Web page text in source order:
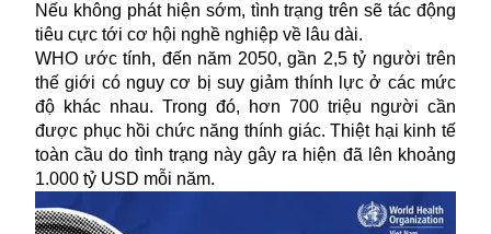
Nếu không phát hiện sớm, tình trạng trên sẽ tác động
tiêu cực tới cơ hội nghề nghiệp về lâu dài.
WHO ước tính, đến năm 2050, gần 2,5 tỷ người trên
thế giới có nguy cơ bị suy giảm thính lực ở các mức
độ khác nhau. Trong đó, hơn 700 triệu người cần
được phục hồi chức năng thính giác. Thiệt hại kinh tế
toàn cầu do tình trạng này gây ra hiện đã lên khoảng
1.000 tỷ USD mỗi năm.